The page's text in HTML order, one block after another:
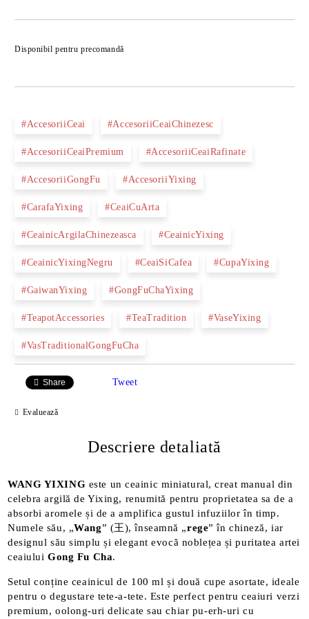
Disponibil pentru precomandă
#AccesoriiCeai #AccesoriiCeaiChinezesc
#AccesoriiCeaiPremium #AccesoriiCeaiRafinate
#AccesoriiGongFu #AccesoriiYixing
#CarafaYixing #CeaiCuArta
#CeainicArgilaChinezeasca #CeainicYixing
#CeainicYixingNegru #CeaiSiCafea #CupaYixing
#GaiwanYixing #GongFuChaYixing
#TeapotAccessories #TeaTradition #VaseYixing
#VasTraditionalGongFuCha
Share Tweet
Evaluează
Descriere detaliată
WANG YIXING este un ceainic miniatural, creat manual din
celebra argilă de Yixing, renumită pentru proprietatea sa de a
absorbi aromele și de a amplifica gustul infuziilor în timp.
Numele său, „Wang” (王), înseamnă „rege” în chineză, iar
designul său simplu și elegant evocă noblețea și puritatea artei
ceaiuluiGong Fu Cha.
Setul conține ceainicul de 100 ml și două cupe asortate, ideale
pentru o degustare tete-a-tete. Este perfect pentru ceaiuri verzi
premium, oolong-uri delicate sau chiar pu-erh-uri cu